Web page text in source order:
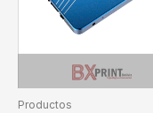
Productos